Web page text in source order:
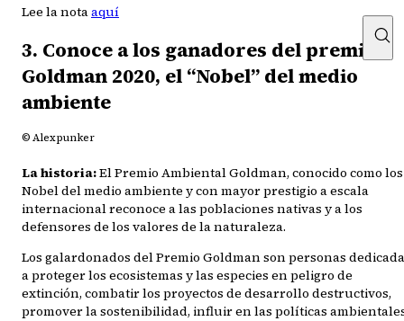
Lee la notaaquí
3. Conoce a los ganadores del premio
Goldman 2020, el “Nobel” del medio
ambiente
© Alexpunker
La historia:El Premio Ambiental Goldman, conocido como los
Nobel del medio ambiente y con mayor prestigio a escala
internacional reconoce a las poblaciones nativas y a los
defensores de los valores de la naturaleza.
Los galardonados del Premio Goldman son personas
a proteger los ecosistemas y las especies en peligro de
extinción, combatir los proyectos de desarrollo destructivos,
promover la sostenibilidad, influir en las políticas